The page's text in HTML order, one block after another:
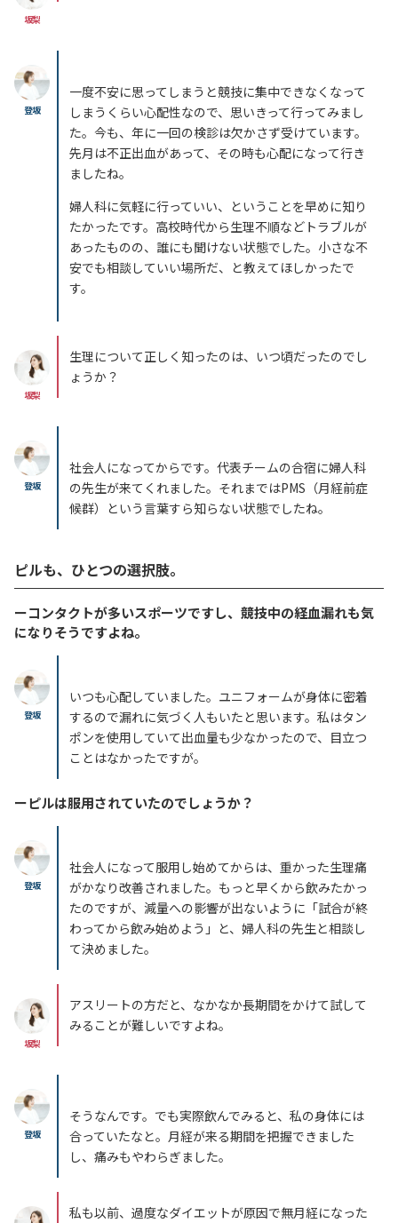
坂梨
登坂
一度不安に思ってしまうと競技に集中できなくなって
しまうくらい心配性なので、思いきって行ってみまし
た。今も、年に一回の検診は欠かさず受けています。
先月は不正出血があって、その時も心配になって行き
ましたね。
婦人科に気軽に行っていい、ということを早めに知り
たかったです。高校時代から生理不順などトラブルが
あったものの、誰にも聞けない状態でした。小さな不
安でも相談していい場所だ、と教えてほしかったで
す。
坂梨
生理について正しく知ったのは、いつ頃だったのでし
ょうか？
登坂
社会人になってからです。代表チームの合宿に婦人科
の先生が来てくれました。それまではPMS（月経前症
候群）という言葉すら知らない状態でしたね。
ピルも、ひとつの選択肢。
ーコンタクトが多いスポーツですし、競技中の経血漏れも気
になりそうですよね。
登坂
いつも心配していました。ユニフォームが身体に密着
するので漏れに気づく人もいたと思います。私はタン
ポンを使用していて出血量も少なかったので、目立つ
ことはなかったですが。
ーピルは服用されていたのでしょうか？
登坂
社会人になって服用し始めてからは、重かった生理痛
がかなり改善されました。もっと早くから飲みたかっ
たのですが、減量への影響が出ないように「試合が終
わってから飲み始めよう」と、婦人科の先生と相談し
て決めました。
坂梨
アスリートの方だと、なかなか長期間をかけて試して
みることが難しいですよね。
登坂
そうなんです。でも実際飲んでみると、私の身体には
合っていたなと。月経が来る期間を把握できました
し、痛みもやわらぎました。
私も以前、過度なダイエットが原因で無月経になった